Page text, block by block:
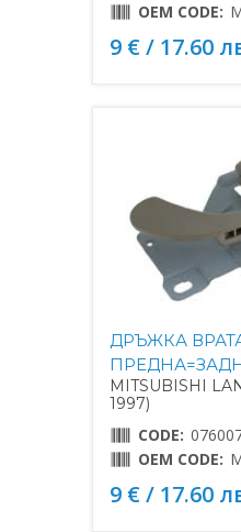
OEM CODE:
9 € / 17.60
ДРЪЖКА
MITSUBISHI
1997)
CODE:
OEM CODE:
9 € / 17.60